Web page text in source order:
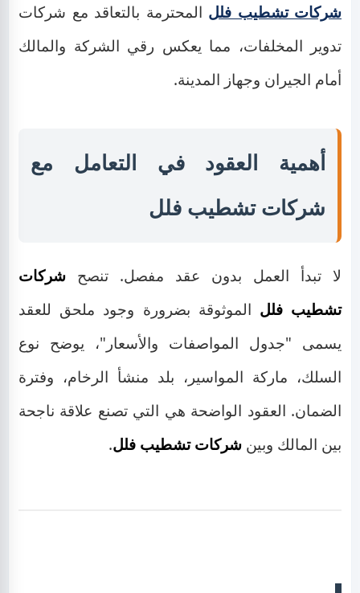
شركات تشطيب فلل المحترمة بالتعاقد مع شركات
تدوير المخلفات، مما يعكس رقي الشركة والمالك
أمام الجيران وجهاز المدينة.
أهمية العقود في التعامل مع
شركات تشطيب فلل
لا تبدأ العمل بدون عقد مفصل. تنصح شركات
تشطيب فلل الموثوقة بضرورة وجود ملحق للعقد
يسمى "جدول المواصفات والأسعار"، يوضح نوع
السلك، ماركة المواسير، بلد منشأ الرخام، وفترة
الضمان. العقود الواضحة هي التي تصنع علاقة ناجحة
بين المالك وبين شركات تشطيب فلل.